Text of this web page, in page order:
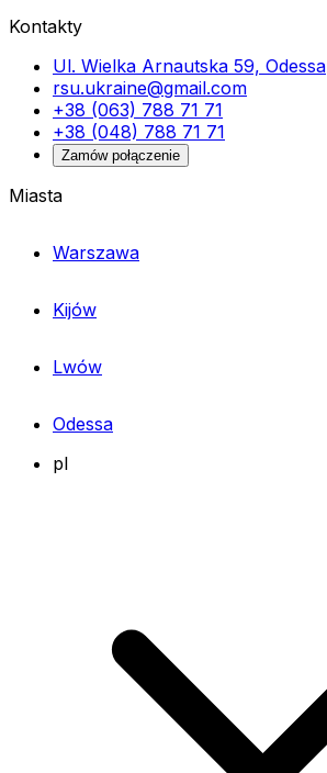
Kontakty
Ul. Wielka Arnautska 59, Odessa
rsu.ukraine@gmail.com
+38 (063) 788 71 71
+38 (048) 788 71 71
Zamów połączenie
Miasta
Warszawa
Kijów
Lwów
Odessa
pl